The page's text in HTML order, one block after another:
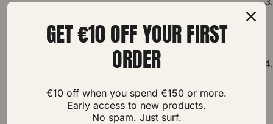
GET €10 OFF YOUR FIRST
ORDER
€10 off when you spend €150 or more.
Early access to new products.
No spam. Just surf.